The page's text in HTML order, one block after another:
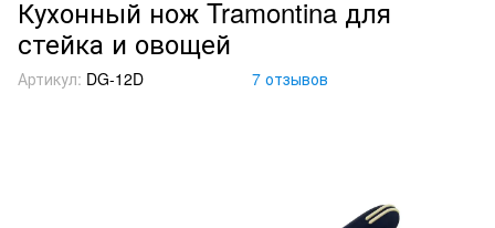
Кухонный нож Tramontina для
стейка и овощей
Артикул: DG-12D 7 отзывов